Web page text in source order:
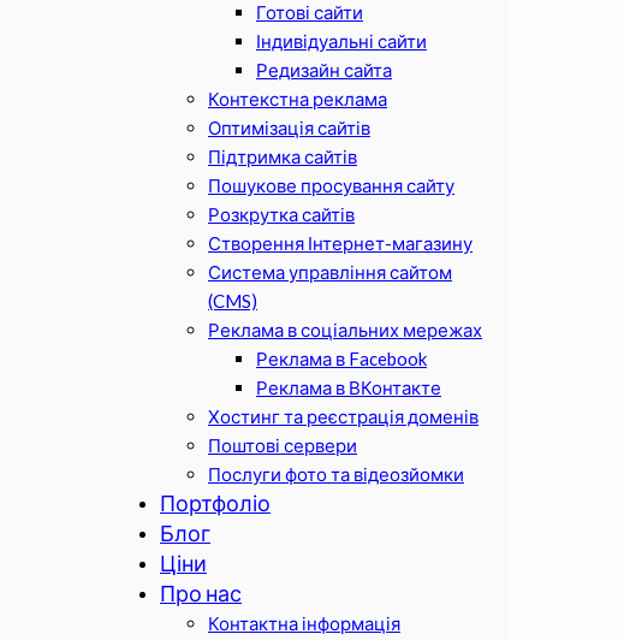
Готові сайти
Індивідуальні сайти
Редизайн сайта
Контекстна реклама
Оптимізація сайтів
Підтримка сайтів
Пошукове просування сайту
Розкрутка сайтів
Створення Інтернет-магазину
Система управління сайтом
(CMS)
Реклама в соціальних мережах
Реклама в Facebook
Реклама в ВКонтакте
Хостинг та реєстрація доменів
Поштові сервери
Послуги фото та відеозйомки
Портфоліо
Блог
Ціни
Про нас
Контактна інформація